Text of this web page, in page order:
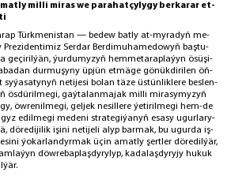
milli mi­ras we pa­ra­hat­çy­ly­gy ber­ka­rar et­
Türk­me­nis­tan — be­dew bat­ly at-my­ra­dyň me­
Prezidentimiz Serdar Berdimuhamedowyň baş­tu­
ge­çi­ril­ýän, ýur­du­my­zyň hem­me­ta­rap­la­ýyn ösü­şi­
dur­mu­şy­ny üp­jün et­mä­ge gö­nük­di­ri­len öň­
sy­ýa­sa­ty­nyň ne­ti­je­si bo­lan tä­ze üs­tün­lik­le­re bes­len­
ös­dü­ril­me­gi, gaý­ta­lan­ma­jak milli mi­ra­sy­my­zyň
öw­re­nil­me­gi, gel­jek ne­sil­le­re ýe­ti­ril­me­gi hem-de
edil­me­gi me­de­ni stra­te­gi­ýa­nyň esa­sy ugur­la­ry­
dö­re­di­ji­lik işi­ni ne­ti­je­li alyp bar­mak, bu ugur­da iş­
ýo­kar­lan­dyr­mak üçin amat­ly şert­ler dö­re­dil­ýär,
döw­re­bap­laş­dy­ry­lyp, ka­da­laş­dy­ry­jy hu­kuk